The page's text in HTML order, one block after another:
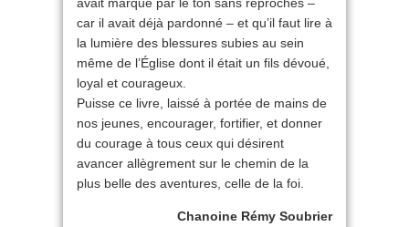
car il avait déjà pardonné – et qu’il faut lire à
la lumière des blessures subies au sein
même de l’Église dont il était un fils dévoué,
loyal et courageux.
Puisse ce livre, laissé à portée de mains de
nos jeunes, encourager, fortifier, et donner
du courage à tous ceux qui désirent
avancer allègrement sur le chemin de la
plus belle des aventures, celle de la foi.
Chanoine Rémy Soubrier